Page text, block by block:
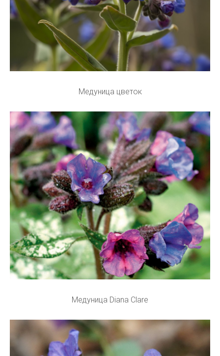
Медуница цветок
Медуница Diana Clare